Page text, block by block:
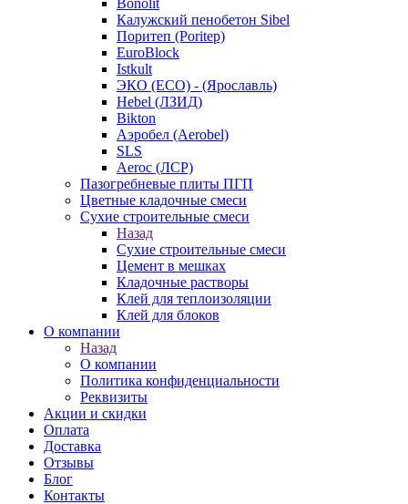
Bonolit
Калужский пенобетон Sibel
Поритеп (Poritep)
EuroBlock
Istkult
ЭКО (ECO) - (Ярославль)
Hebel (ЛЗИД)
Bikton
Аэробел (Aerobel)
SLS
Aeroc (ЛСР)
Пазогребневые плиты ПГП
Цветные кладочные смеси
Сухие строительные смеси
Назад
Сухие строительные смеси
Цемент в мешках
Кладочные растворы
Клей для теплоизоляции
Клей для блоков
О компании
Назад
О компании
Политика конфиденциальности
Реквизиты
Акции и скидки
Оплата
Доставка
Отзывы
Блог
Контакты